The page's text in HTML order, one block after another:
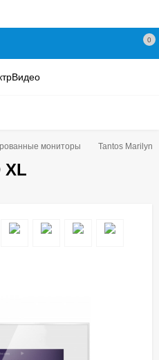
0
мониторы ​Tantos Marilyn
XL